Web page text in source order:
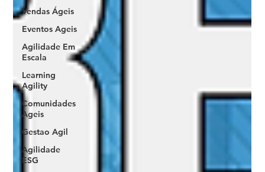
Vendas Ágeis
Eventos Ageis
Agilidade Em
Escala
Learning
Agility
Comunidades
Ageis
Gestao Agil
Agilidade
ESG